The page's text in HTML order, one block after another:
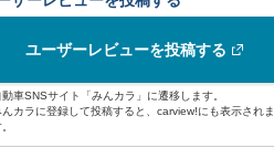
ユーザーレビューを投稿する
車SNSサイト「みんカラ」に遷移します。
んカラに登録して投稿すると、carview!にも表示されま